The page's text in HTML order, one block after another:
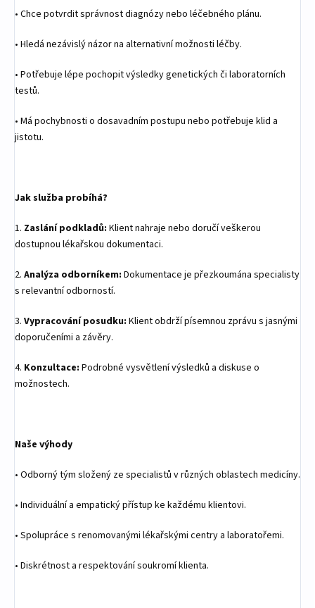
• Chce potvrdit správnost diagnózy nebo léčebného plánu.
• Hledá nezávislý názor na alternativní možnosti léčby.
• Potřebuje lépe pochopit výsledky genetických či laboratorních
testů.
• Má pochybnosti o dosavadním postupu nebo potřebuje klid a
jistotu.
Jak služba probíhá?
1. Zaslání podkladů: Klient nahraje nebo doručí veškerou
dostupnou lékařskou dokumentaci.
2. Analýza odborníkem: Dokumentace je přezkoumána specialisty
s relevantní odborností.
3. Vypracování posudku: Klient obdrží písemnou zprávu s jasnými
doporučeními a závěry.
4. Konzultace: Podrobné vysvětlení výsledků a diskuse o
možnostech.
Naše výhody
• Odborný tým složený ze specialistů v různých oblastech medicíny.
• Individuální a empatický přístup ke každému klientovi.
• Spolupráce s renomovanými lékařskými centry a laboratořemi.
• Diskrétnost a respektování soukromí klienta.